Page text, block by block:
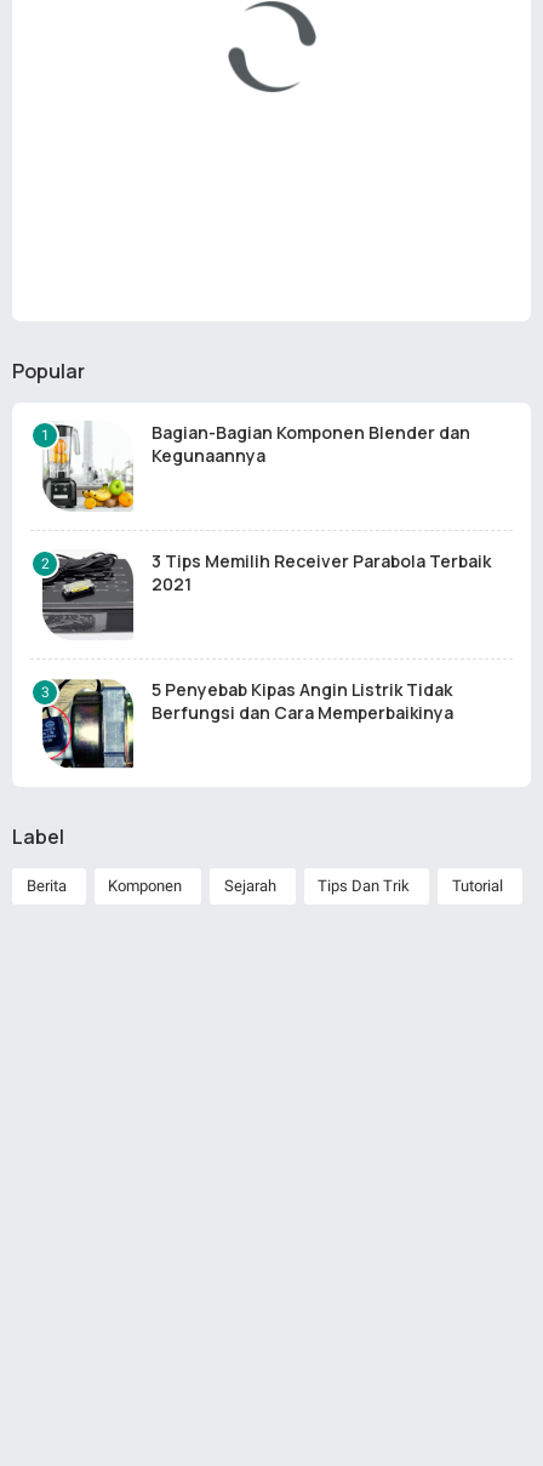
Popular
Bagian-Bagian Komponen Blender dan
Kegunaannya
3 Tips Memilih Receiver Parabola Terbaik
2021
5 Penyebab Kipas Angin Listrik Tidak
Berfungsi dan Cara Memperbaikinya
Label
Berita Komponen Sejarah Tips Dan Trik Tutorial